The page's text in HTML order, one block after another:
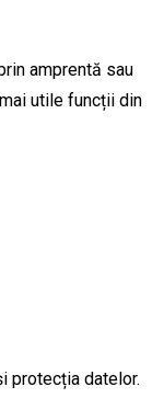
amprentă sau
utile funcții din
protecția datelor.